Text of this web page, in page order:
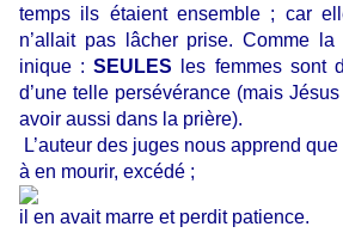
temps ils étaient ensemble ; car
n’allait pas lâcher prise. Comme
inique :SEULES les femmes sont
d’une telle persévérance (mais
avoir aussi dans la prière).
L’auteur des juges nous apprend
à en mourir, excédé ;
il en avait marre et perdit patience.